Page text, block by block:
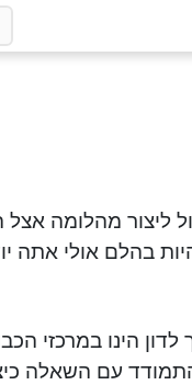
ליצור מהלומה אצל
בהלם אולי אתה
הינו במרכזי
עם השאלה